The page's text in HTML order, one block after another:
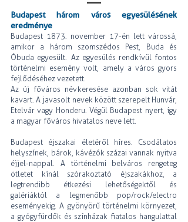
Budapest három város egyesülésének
eredménye
Budapest 1873. november 17-én lett várossá,
amikor a három szomszédos Pest, Buda és
Óbuda egyesült. Az egyesülés rendkívül fontos
történelmi esemény volt, amely a város gyors
fejlődéséhez vezetett.
Az új főváros névkeresése azonban sok vitát
kavart. A javasolt nevek között szerepelt Hunvár,
Etelvár vagy Honderu. Végül Budapest nyert, így
a magyar főváros hivatalos neve lett.
Budapest éjszakai életéről híres. Csodálatos
helyszínek, bárok, kávézók százai vannak nyitva
éjjel-nappal. A történelmi belváros rengeteg
ötletet kínál szórakoztató éjszakákhoz, a
legtrendibb étkezési lehetőségektől és
galériáktól a legmenőbb pop/rock/electro
eseményekig. A gyönyörű történelmi környezet,
a gyógyfürdők és színházak fiatalos hangulattal